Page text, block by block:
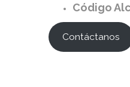
Código
Contáctanos